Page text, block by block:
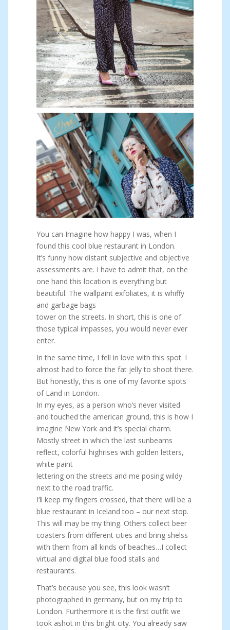
You can Imagine how happy I was, when I
found this cool blue restaurant in London.
It’s funny how distant subjective and objective
assessments are. I have to admit that, on the
one hand this location is everything but
beautiful. The wallpaint exfoliates, it is whiffy
and garbage bags
tower on the streets. In short, this is one of
those typical impasses, you would never ever
enter.
In the same time, I fell in love with this spot. I
almost had to force the fat jelly to shoot there.
But honestly, this is one of my favorite spots
of Land in London.
In my eyes, as a person who’s never visited
and touched the american ground, this is how I
imagine New York and it’s special charm.
Mostly street in which the last sunbeams
reflect, colorful highrises with golden letters,
white paint
lettering on the streets and me posing wildy
next to the road traffic.
I’ll keep my fingers crossed, that there will be a
blue restaurant in Iceland too – our next stop.
This will may be my thing. Others collect beer
coasters from different cities and bring shelss
with them from all kinds of beaches…I collect
virtual and digital blue food stalls and
restaurants.
That’s because you see, this look wasn’t
photographed in germany, but on my trip to
London. Furthermore it is the first outfit we
took ashot in this bright city. You already saw